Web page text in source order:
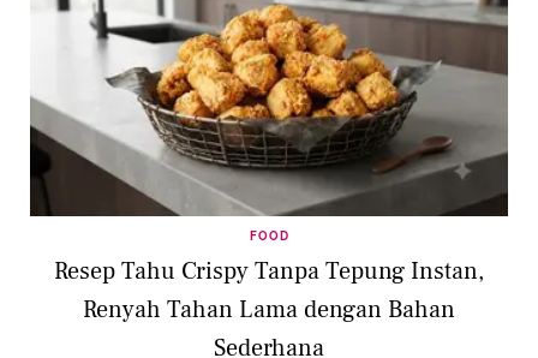
FOOD
Resep Tahu Crispy Tanpa Tepung Instan,
Renyah Tahan Lama dengan Bahan
Sederhana